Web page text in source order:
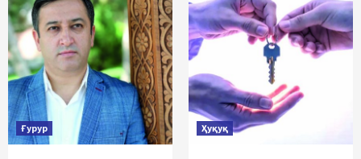
Ғурур Ҳуқуқ